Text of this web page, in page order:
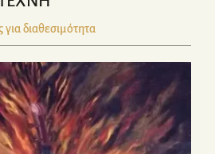
διαθεσιμότητα